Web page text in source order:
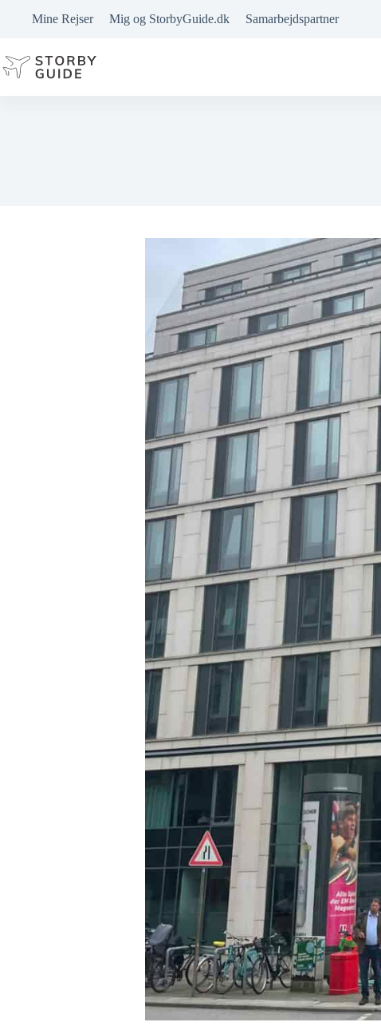
Mine Rejser Mig og StorbyGuide.dk Samarbejdspartner